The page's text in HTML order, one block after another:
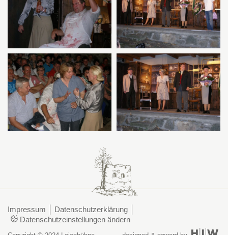
Impressum
Datenschutzerklärung
Datenschutzeinstellungen ändern